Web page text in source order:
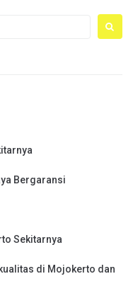
Bergaransi
Sekitarnya
di Mojokerto dan